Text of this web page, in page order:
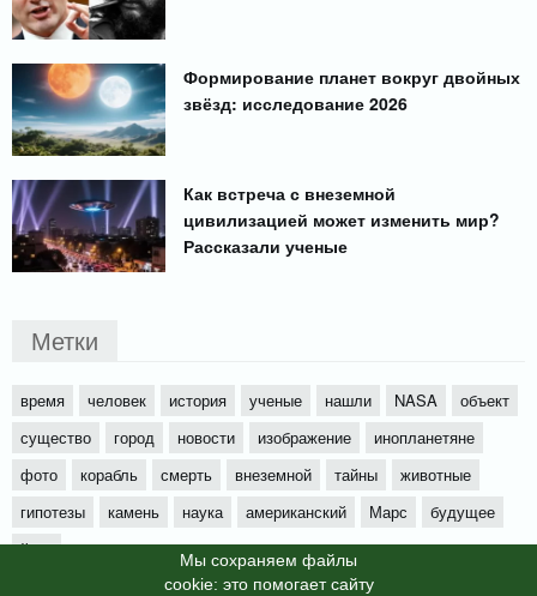
Мы cохраняем файлы
cookie: это помогает сайту
Формирование планет вокруг двойных
звёзд: исследование 2026
Как встреча с внеземной
цивилизацией может изменить мир?
Рассказали ученые
Метки
время человек история ученые нашли NASA
объект
существо
город новости изображение
инопланетяне
фото
корабль смерть внеземной тайны
животные
гипотезы
камень наука американский Марс
будущее
йети